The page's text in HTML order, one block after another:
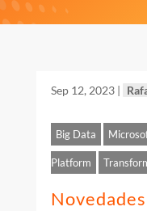
Sep 12, 2023|
Big Data
Platform